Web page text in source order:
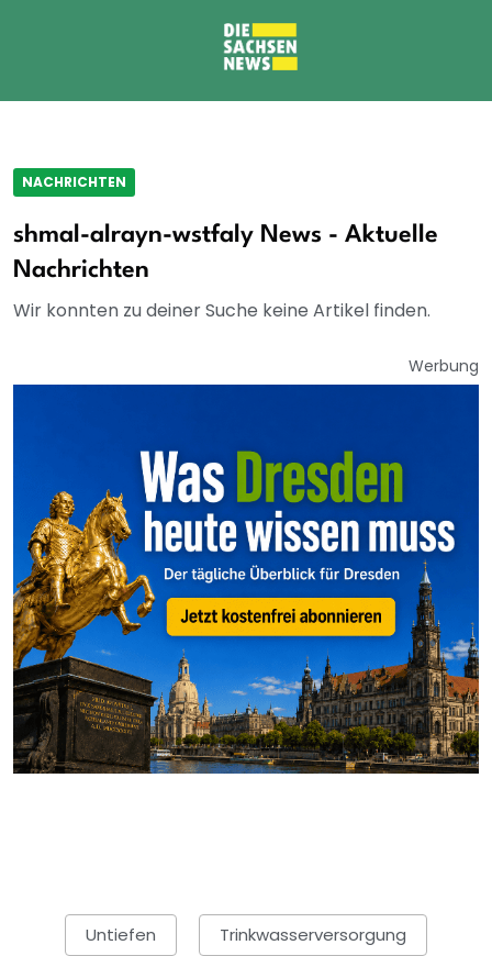
NACHRICHTEN
shmal-alrayn-wstfaly News - Aktuelle
Nachrichten
Wir konnten zu deiner Suche keine Artikel finden.
Werbung
Untiefen Trinkwasserversorgung